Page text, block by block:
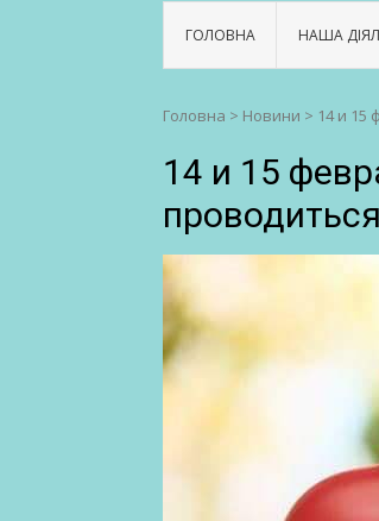
ГОЛОВНА НАША
Головна > Новини > 14 и 15
14 и 15